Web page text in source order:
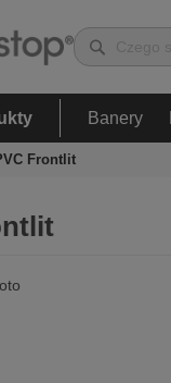
Banery
Frontlit